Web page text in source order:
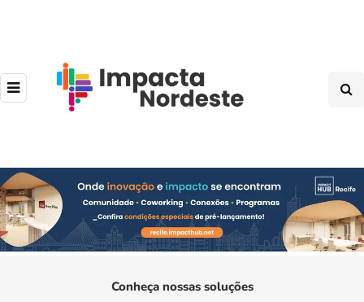
Conheça nossas soluções